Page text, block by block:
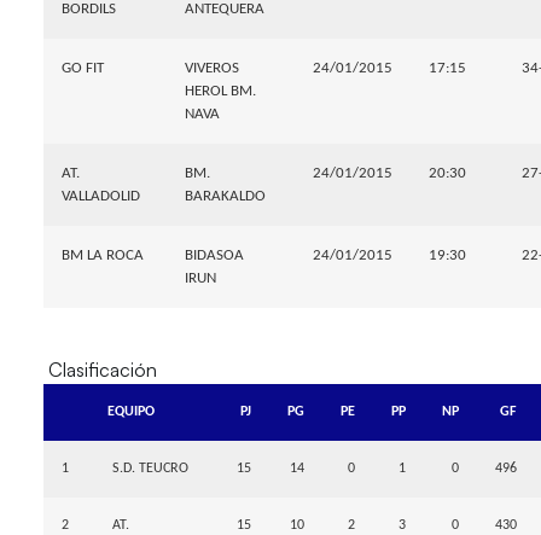
BORDILS
ANTEQUERA
GO FIT
VIVEROS
HEROL BM.
NAVA
24/01/2015 17:15
AT.
VALLADOLID
BM.
BARAKALDO
24/01/2015 20:30
BM LA ROCA
BIDASOA
IRUN
24/01/2015 19:30
Clasificación
EQUIPO PJ PG PE PP NP GF
1 S.D. TEUCRO 15 14 0 1 0 496
2
AT.
15 10 2 3 0 430